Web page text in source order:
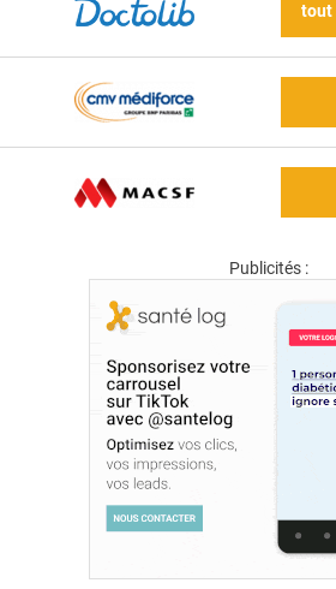
tout
Publicités :